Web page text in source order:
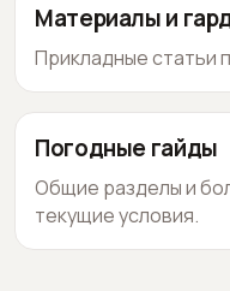
Материалы и
Прикладные статьи
Погодные гайды
Общие разделы и
текущие условия.